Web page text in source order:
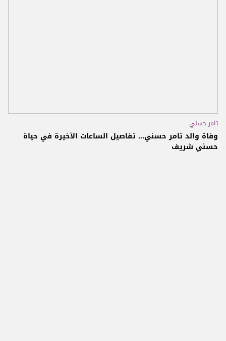
تامر حسني
وفاة والد تامر حسني... تفاصيل الساعات الأخيرة في حياة
حسني شريف